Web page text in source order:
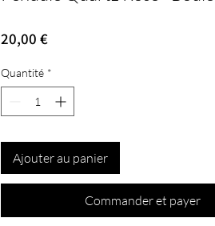
20,00 €Prix
Quantité *
Ajouter au panier
Commander et payer